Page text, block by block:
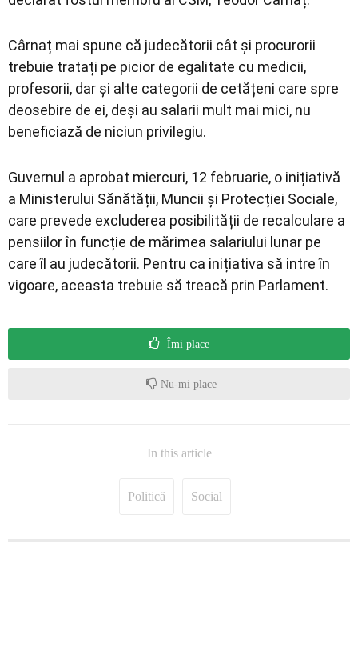
Cârnaț mai spune că judecătorii cât și procurorii
trebuie tratați pe picior de egalitate cu medicii,
profesorii, dar și alte categorii de cetățeni care spre
deosebire de ei, deși au salarii mult mai mici, nu
beneficiază de niciun privilegiu.
Guvernul a aprobat miercuri, 12 februarie, o inițiativă
a Ministerului Sănătății, Muncii și Protecției Sociale,
care prevede excluderea posibilității de recalculare a
pensiilor în funcție de mărimea salariului lunar pe
care îl au judecătorii. Pentru ca inițiativa să intre în
vigoare, aceasta trebuie să treacă prin Parlament.
Îmi place
Nu-mi place
In this article
Politică Social